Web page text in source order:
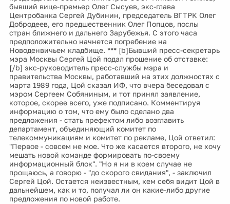
бывший вице-премьер Олег Сысуев, экс-глава
Центробанка Сергей Дубинин, председатель ВГТРК Олег
Добродеев, его предшественник Олег Попцов, послы
стран ближнего и дальнего Зарубежья. С этого часа
предположительно начнется погребение на
Новоденвичьем кладбище. *** [b]Бывший пресс-секретарь
мэра Москвы Сергей Цой подал прошение об отставке:
[/b] экс-руководитель пресс-службы мэра и
правительства Москвы, работавший на этих должностях с
марта 1989 года, Цой сказал ИФ, что вчера беседовал с
мэром Сергеем Собяниным, и тот принял заявление,
которое, скорее всего, уже подписано. Комментируя
информацию о том, что ему было сделано два
предложения - стать префектом либо возглавить
департамент, объединяющий комитет по
телекоммуникациям и комитет по рекламе, Цой ответил:
"Первое - совсем не мое. Что же касается второго, не хочу
мешать новой команде формировать по-своему
информационный блок". "Но я ни в коем случае не
прощаюсь, а говорю - "до скорого свидания", - заключил
Сергей Цой. Остается неизвестным, кем себя видит Цой в
дальнейшем, как и то, получал ли он какие-либо другие
предложения по новой работе.